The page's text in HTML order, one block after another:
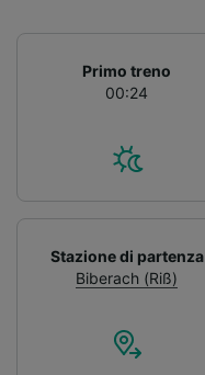
Primo treno
00:24
Stazione di partenza
Biberach (Riß)